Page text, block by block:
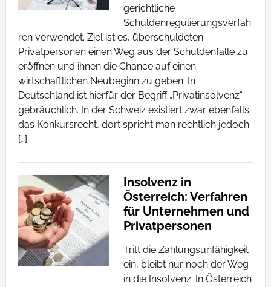
gerichtliche
Schuldenregulierungsverfah
ren verwendet. Ziel ist es, überschuldeten
Privatpersonen einen Weg aus der Schuldenfalle zu
eröffnen und ihnen die Chance auf einen
wirtschaftlichen Neubeginn zu geben. In
Deutschland ist hierfür der Begriff „Privatinsolvenz“
gebräuchlich. In der Schweiz existiert zwar ebenfalls
das Konkursrecht, dort spricht man rechtlich jedoch
[…]
Insolvenz in
Österreich: Verfahren
für Unternehmen und
Privatpersonen
Tritt die Zahlungsunfähigkeit
ein, bleibt nur noch der Weg
in die Insolvenz. In Österreich